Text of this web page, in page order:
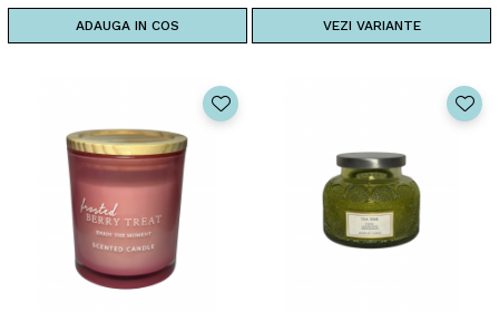
ADAUGA IN COS VEZI VARIANTE